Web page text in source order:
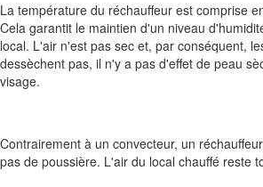
La température du réchauffeur est comprise
Cela garantit le maintien d'un niveau
local. L'air n'est pas sec et, par conséquent,
dessèchent pas, il n'y a pas d'effet de peau
visage.
Contrairement à un convecteur, un
pas de poussière. L'air du local chauffé reste